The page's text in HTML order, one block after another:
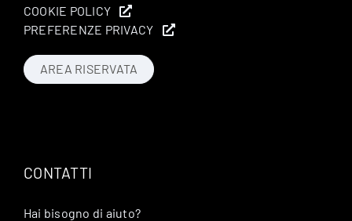
COOKIE POLICY
PREFERENZE PRIVACY
AREA RISERVATA
CONTATTI
Hai bisogno di aiuto?